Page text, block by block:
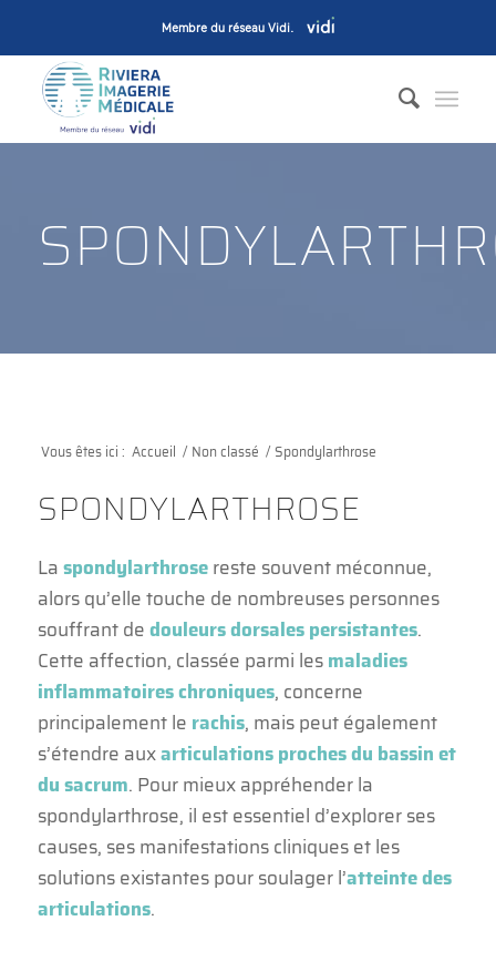
Membre du réseau Vidi.
Vous êtes ici : Accueil / Non classé / Spondylarthrose
SPONDYLARTHROSE
Laspondylarthrosereste souvent méconnue,
alors qu’elle touche de nombreuses personnes
souffrant dedouleurs dorsales persistantes.
Cette affection, classée parmi lesmaladies
inflammatoires chroniques, concerne
principalement le rachis, mais peut également
s’étendre auxarticulations proches du bassin et
du sacrum. Pour mieux appréhender la
spondylarthrose, il est essentiel d’explorer ses
causes, ses manifestations cliniques et les
solutions existantes pour soulager l’atteinte des
articulations.